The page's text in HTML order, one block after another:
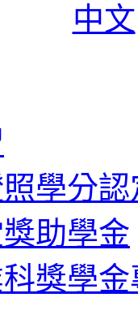
中文
學分認
助學金
獎學金